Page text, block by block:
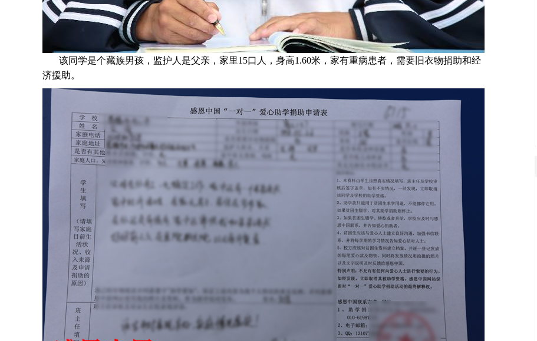
该同学是个藏族男孩，监护人是父亲，家里15口人，身高1.60米，家有重病患者，需要旧衣物捐助和经
济援助。